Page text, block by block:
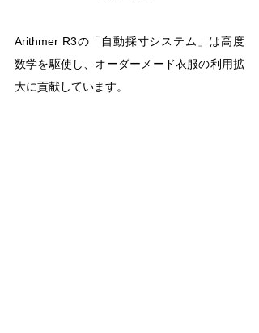
Arithmer R3の「自動採寸システム」は高度
数学を駆使し、オーダーメード衣服の利用拡
大に貢献しています。